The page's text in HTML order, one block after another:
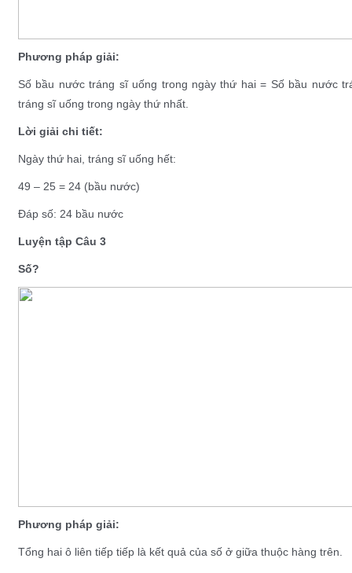
Phương pháp giải:
Số bầu nước tráng sĩ uống trong ngày thứ hai = Số bầu nước
tráng sĩ uống trong ngày thứ nhất.
Lời giải chi tiết:
Ngày thứ hai, tráng sĩ uống hết:
49 – 25 = 24 (bầu nước)
Đáp số: 24 bầu nước
Luyện tập Câu 3
Số?
Phương pháp giải:
Tổng hai ô liên tiếp tiếp là kết quả của số ở giữa thuộc hàng trên.